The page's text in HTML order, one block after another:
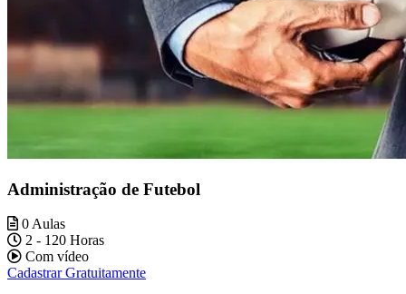
Administração de Futebol
0 Aulas
2 - 120 Horas
Com vídeo
Cadastrar Gratuitamente